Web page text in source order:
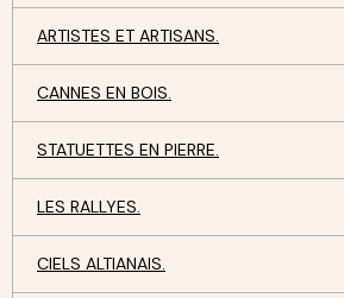
ARTISTES ET ARTISANS.
CANNES EN BOIS.
STATUETTES EN PIERRE.
LES RALLYES.
CIELS ALTIANAIS.